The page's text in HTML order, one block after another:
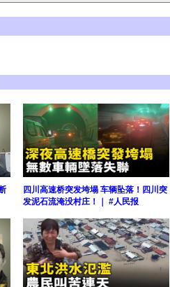
四川高速桥突发垮塌 车辆坠落！四川突
发泥石流淹没村庄！｜ #人民报